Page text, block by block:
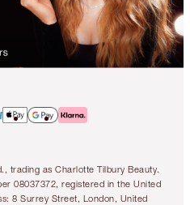
trading as Charlotte Tilbury Beauty.
08037372, registered in the United
8 Surrey Street, London, United